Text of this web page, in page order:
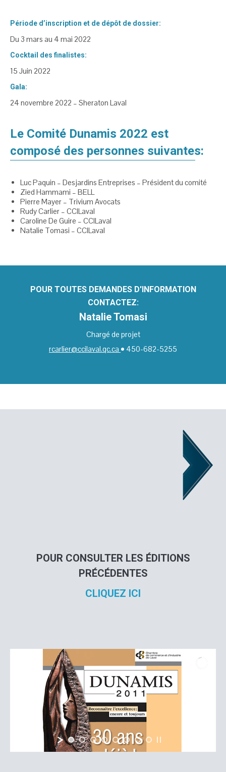
Période d’inscription et de dépôt de dossier:
Du 3 mars au 4 mai 2022
Cocktail des finalistes:
15 Juin 2022
Gala:
24 novembre 2022 – Sheraton Laval
Le Comité Dunamis 2022 est
composé des personnes suivantes:
Luc Paquin – Desjardins Entreprises – Président du comité
Zied Hammami – BELL
Pierre Mayer – Trivium Avocats
Rudy Carlier – CCILaval
Caroline De Guire – CCILaval
Natalie Tomasi – CCILaval
POUR TOUTES DEMANDES D'INFORMATION
CONTACTEZ:
Natalie Tomasi
Chargé de projet
rcarlier@ccilaval.qc.ca • 450-682-5255
POUR CONSULTER LES ÉDITIONS
PRÉCÉDENTES
CLIQUEZ ICI